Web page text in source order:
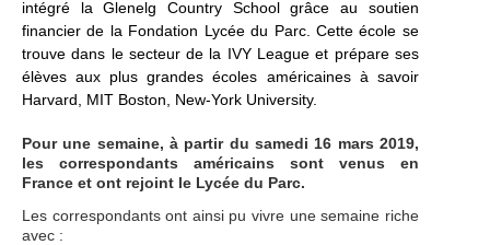
intégré la Glenelg Country School grâce au soutien
financier de la Fondation Lycée du Parc. Cette école se
trouve dans le secteur de la IVY League et prépare ses
élèves aux plus grandes écoles américaines à savoir
Harvard, MIT Boston, New-York University.
Pour une semaine, à partir du samedi 16 mars 2019,
les correspondants américains sont venus en
France et ont rejoint le Lycée du Parc.
Les correspondants ont ainsi pu vivre une semaine riche
avec :